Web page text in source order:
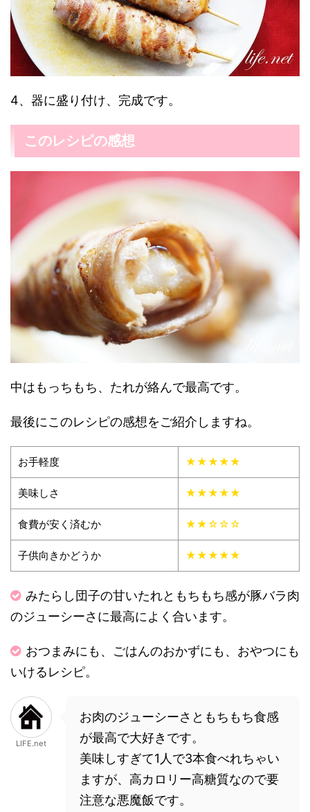
4、器に盛り付け、完成です。
このレシピの感想
中はもっちもち、たれが絡んで最高です。
最後にこのレシピの感想をご紹介しますね。
お手軽度 ★★★★★
美味しさ ★★★★★
食費が安く済むか ★★☆☆☆
子供向きかどうか ★★★★★
みたらし団子の甘いたれともちもち感が豚バラ肉
のジューシーさに最高によく合います。
おつまみにも、ごはんのおかずにも、おやつにも
いけるレシピ。
LIFE.net
お肉のジューシーさともちもち食感
が最高で大好きです。
美味しすぎて1人で3本食べれちゃい
ますが、高カロリー高糖質なので要
注意な悪魔飯です。